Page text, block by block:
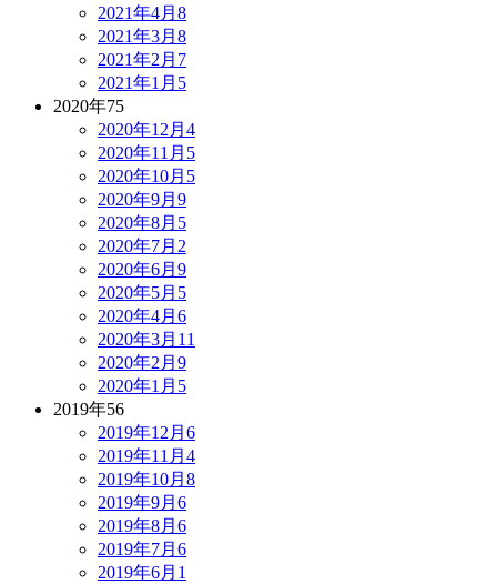
2021年4月 8
2021年3月 8
2021年2月 7
2021年1月 5
2020年75
2020年12月 4
2020年11月 5
2020年10月 5
2020年9月 9
2020年8月 5
2020年7月 2
2020年6月 9
2020年5月 5
2020年4月 6
2020年3月 11
2020年2月 9
2020年1月 5
2019年56
2019年12月 6
2019年11月 4
2019年10月 8
2019年9月 6
2019年8月 6
2019年7月 6
2019年6月 1